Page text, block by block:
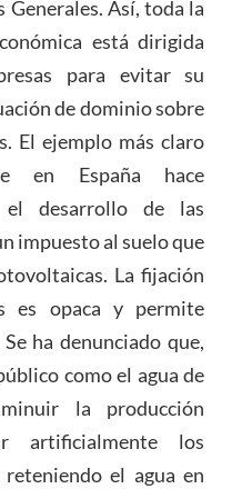
Generales. Así, toda la
está dirigida
para evitar su
de dominio sobre
El ejemplo más claro
en España hace
el desarrollo de las
impuesto al suelo que
La fijación
es opaca y permite
ha denunciado que,
como el agua de
la producción
artificialmente los
el agua en